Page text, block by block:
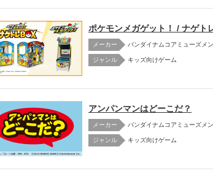
ポケモンメガゲット！ / ナゲト
メーカー バンダイナムコアミューズメ
キッズ向けゲーム
アンパンマンはどーこだ？
メーカー バンダイナムコアミューズメ
キッズ向けゲーム